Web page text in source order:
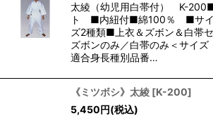
太綾（幼児用白帯付） K-
ト ■内紐付■綿100％ ■サイ
ズ2種類■上衣＆ズボン＆白帯
ズボンのみ／白帯のみ＜サイズ
適合身長種別品番…
《ミツボシ》太綾 [K-200]
5,450円(税込)